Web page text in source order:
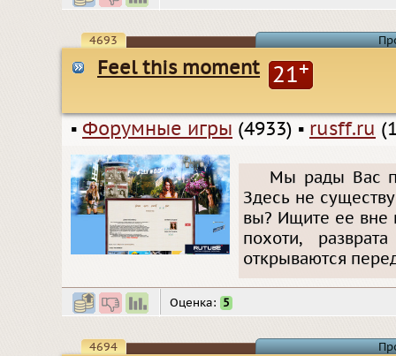
4693
Feel this moment 21+
▪ Форумные игры (4933) ▪ rusff.ru
Мы рады Вас
Здесь не
вы? Ищите ее вне
похоти,
открываются
Оценка: 5
4694